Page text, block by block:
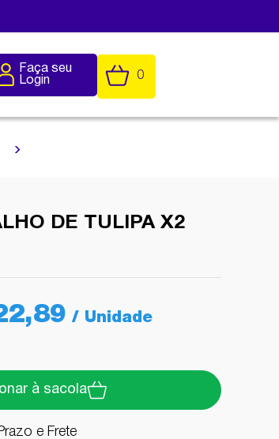
Faça seu
Login
0
DE TULIPA X2
à sacola
e Frete